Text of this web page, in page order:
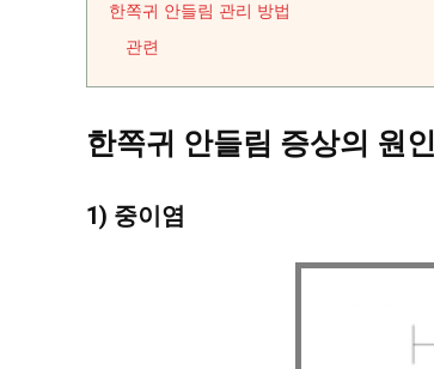
한쪽귀 안들림 관리 방법
관련
한쪽귀 안들림 증상의 원인
1) 중이염